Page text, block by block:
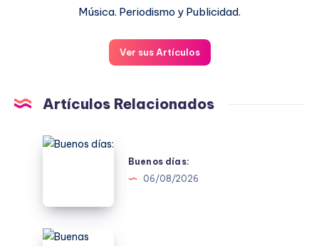
Música. Periodismo y Publicidad.
Ver sus Artículos
Artículos Relacionados
Buenos
Buenos días:
06/08/2026
Buenas